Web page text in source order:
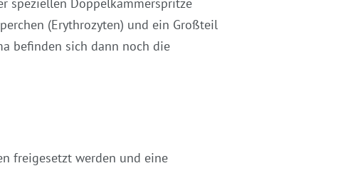
speziellen Doppelkammerspritze
(Erythrozyten) und ein Großteil
befinden sich dann noch die
freigesetzt werden und eine